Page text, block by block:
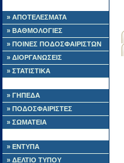
» ΑΠΟΤΕΛΕΣΜΑΤΑ
» ΒΑΘΜΟΛΟΓΙΕΣ
» ΠΟΙΝΕΣ ΠΟΔΟΣΦΑΙΡΙΣΤΩΝ
» ΔΙΟΡΓΑΝΩΣΕΙΣ
» ΣΤΑΤΙΣΤΙΚΑ
» ΓΗΠΕΔΑ
» ΠΟΔΟΣΦΑΙΡΙΣΤΕΣ
» ΣΩΜΑΤΕΙΑ
» ΕΝΤΥΠΑ
» ΔΕΛΤΙΟ ΤΥΠΟΥ